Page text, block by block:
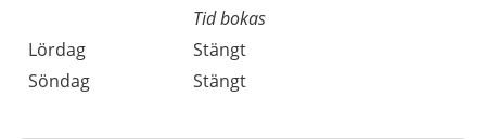
Tid bokas
Lördag
Stängt
Söndag
Stängt